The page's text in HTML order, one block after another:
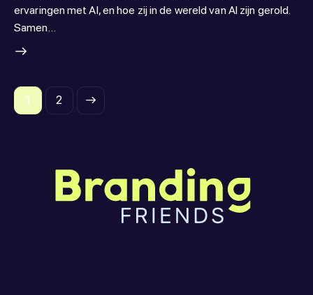
ervaringen met AI, en hoe zij in de wereld van AI zijn gerold.
Samen…
1 2